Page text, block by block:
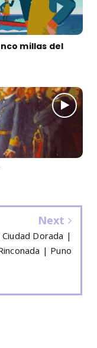
millas del
Next
Ciudad Dorada |
| Puno